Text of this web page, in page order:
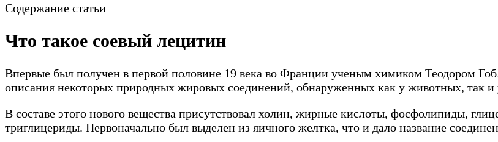
Содержание статьи
Что такое соевый лецитин
Впервые был получен в первой половине 19 века во Франции ученым химиком Теодором
описания некоторых природных жировых соединений, обнаруженных как у животных, так и
В составе этого нового вещества присутствовал холин, жирные кислоты, фосфолипиды,
триглицериды. Первоначально был выделен из яичного желтка, что и дало название